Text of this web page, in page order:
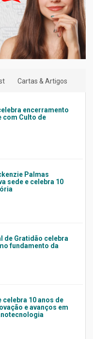
Cartas & Artigos
encerramento
com Culto de
Palmas
sede e celebra 10
de Gratidão celebra
fundamento da
celebra 10 anos de
e avanços em